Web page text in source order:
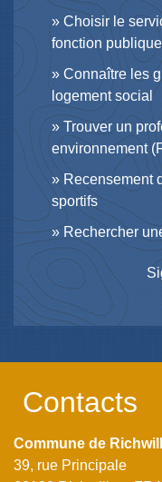
Choisir le
fonction publique
Connaître les
logement social
Trouver un
environnement
Recensement
sportifs
Rechercher
Contacts
Commune de
39, rue Principale